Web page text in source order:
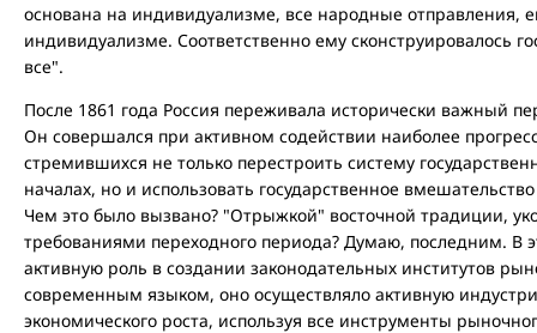
основана на индивидуализме, все народные отправления,
индивидуализме. Соответственно ему сконструировалось
все".
После 1861 года Россия переживала исторически важный
Он совершался при активном содействии наиболее
стремившихся не только перестроить систему
началах, но и использовать государственное
Чем это было вызвано? "Отрыжкой" восточной традиции,
требованиями переходного периода? Думаю, последним. В
активную роль в создании законодательных институтов
современным языком, оно осуществляло активную
экономического роста, используя все инструменты